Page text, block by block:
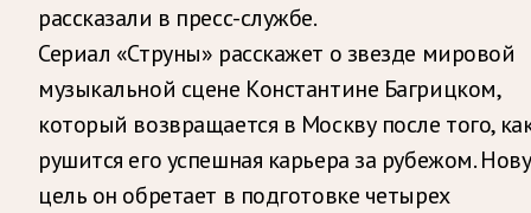
рассказали в пресс-службе.
Сериал «Струны» расскажет о звезде мировой
музыкальной сцене Константине Багрицком,
который возвращается в Москву после того,
рушится его успешная карьера за рубежом.
цель он обретает в подготовке четырех